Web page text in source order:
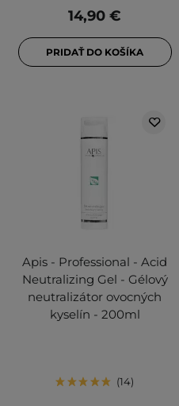
14,90 €
PRIDAŤ DO KOŠÍKA
Apis - Professional - Acid
Neutralizing Gel - Gélový
neutralizátor ovocných
kyselín - 200ml
14